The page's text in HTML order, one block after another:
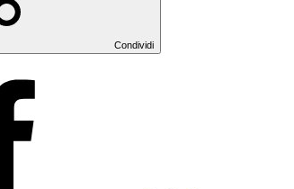
Condividi